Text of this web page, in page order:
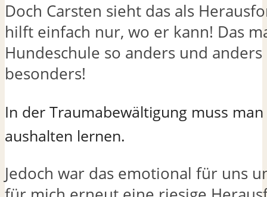
Doch Carsten sieht das als
hilft einfach nur, wo er kann! Das
Hundeschule so anders und
besonders!
In der Traumabewältigung muss
aushalten lernen.
Jedoch war das emotional für uns